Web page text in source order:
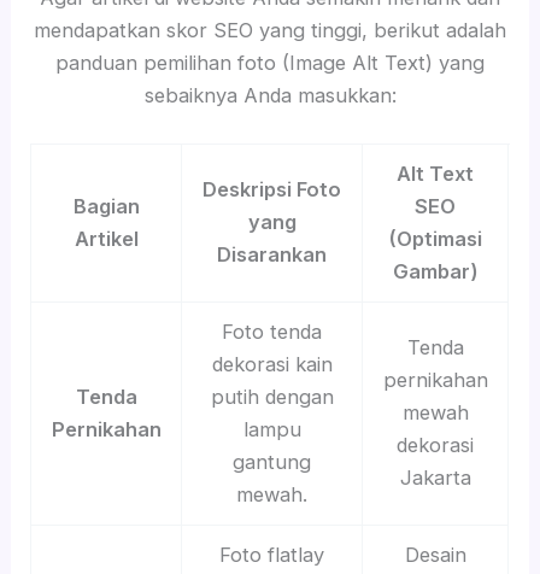
mendapatkan skor SEO yang tinggi, berikut adalah
panduan pemilihan foto (Image Alt Text) yang
sebaiknya Anda masukkan:
Bagian
Artikel
Deskripsi Foto
yang
Disarankan
Alt Text
SEO
(Optimasi
Gambar)
Tenda
Pernikahan
Foto tenda
dekorasi kain
putih dengan
lampu
gantung
mewah.
Tenda
pernikahan
mewah
dekorasi
Jakarta
Foto flatlay
Desain